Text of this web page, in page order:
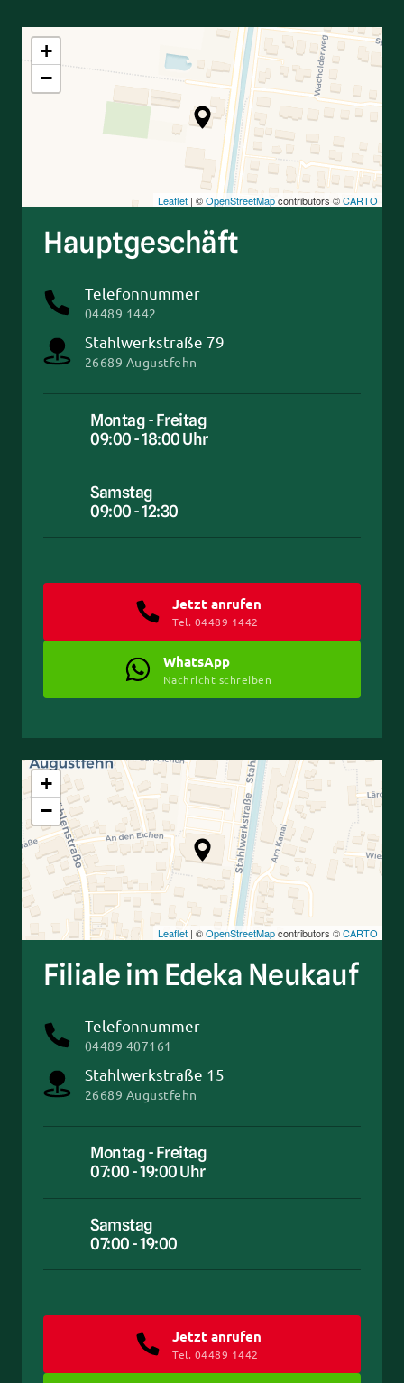
+
−
Leaflet | ©OpenStreetMapcontributors ©CARTO
Hauptgeschäft
Telefonnummer
04489 1442
Stahlwerkstraße 79
26689 Augustfehn
Montag - Freitag
09:00 - 18:00 Uhr
Samstag
09:00 - 12:30
Jetzt anrufen
Tel. 04489 1442
WhatsApp
Nachricht schreiben
+
−
Leaflet | ©OpenStreetMapcontributors ©CARTO
Filiale im Edeka Neukauf
Telefonnummer
04489 407161
Stahlwerkstraße 15
26689 Augustfehn
Montag - Freitag
07:00 - 19:00 Uhr
Samstag
07:00 - 19:00
Jetzt anrufen
Tel. 04489 1442